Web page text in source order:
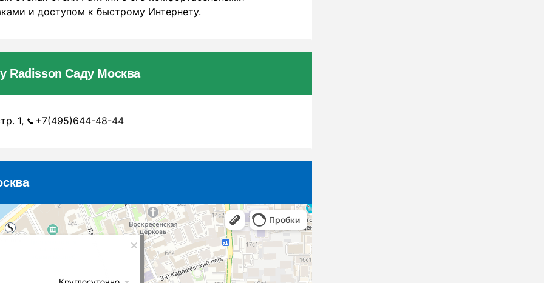
и доступом к быстрому Интернету.
Radisson Саду Москва
1, +7(495)644-48-44